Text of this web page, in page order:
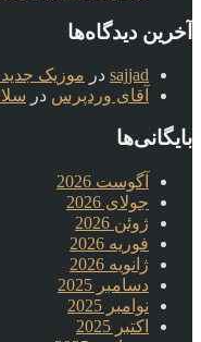
آخرین دیدگاه‌ها
sajjad در موزیک
آقای وردپرس در
بایگانی‌ها
آگوست 2026
جولای 2026
ژوئن 2026
فوریه 2026
ژانویه 2026
دسامبر 2025
نوامبر 2025
اکتبر 2025